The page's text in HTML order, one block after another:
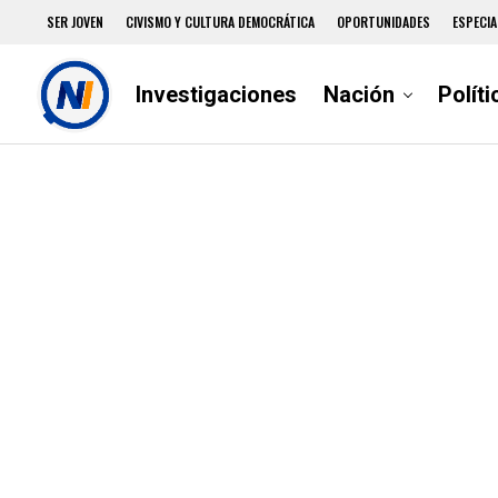
SER JOVEN CIVISMO Y CULTURA DEMOCRÁTICA OPORTUNIDADES
Investigaciones Nación